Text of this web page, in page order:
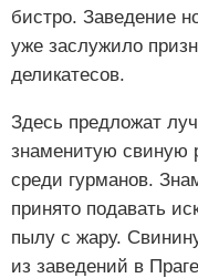
бистро. Заведение
уже заслужило
деликатесов.
Здесь предложат
знаменитую свиную
среди гурманов.
принято подавать
пылу с жару.
из заведений в